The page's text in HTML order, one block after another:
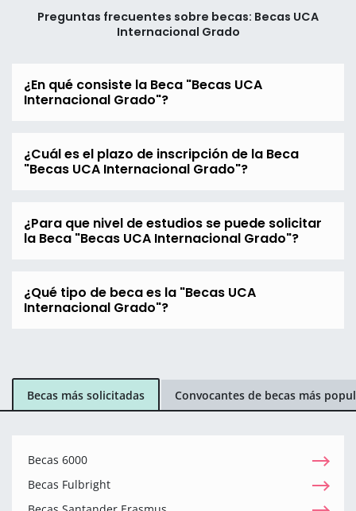
Preguntas frecuentes sobre becas: Becas UCA
Internacional Grado
¿En qué consiste la Beca "Becas UCA
Internacional Grado"?
¿Cuál es el plazo de inscripción de la Beca
"Becas UCA Internacional Grado"?
¿Para que nivel de estudios se puede solicitar
la Beca "Becas UCA Internacional Grado"?
¿Qué tipo de beca es la "Becas UCA
Internacional Grado"?
Becas más solicitadas Convocantes de becas más
Becas 6000
Becas Fulbright